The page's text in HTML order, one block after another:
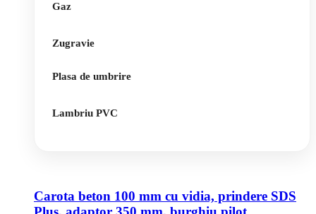
Gaz
Zugravie
Plasa de umbrire
Lambriu PVC
Carota beton 100 mm cu vidia, prindere SDS